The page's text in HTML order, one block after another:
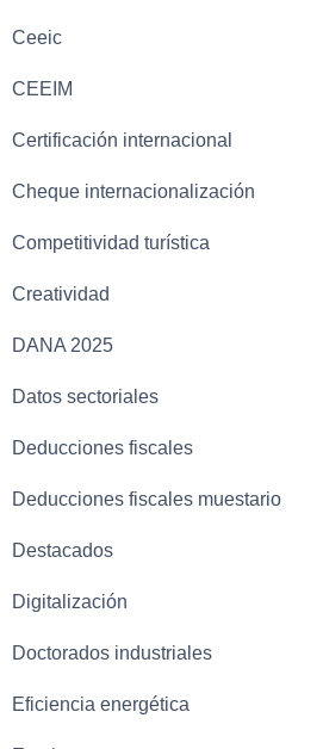
Ceeic
CEEIM
Certificación internacional
Cheque internacionalización
Competitividad turística
Creatividad
DANA 2025
Datos sectoriales
Deducciones fiscales
Deducciones fiscales muestario
Destacados
Digitalización
Doctorados industriales
Eficiencia energética